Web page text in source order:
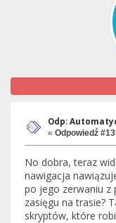
Odp:
« Odpowiedź
No dobra, teraz
nawigacja
po jego zerwaniu z
zasięgu na trasie?
skryptów, które